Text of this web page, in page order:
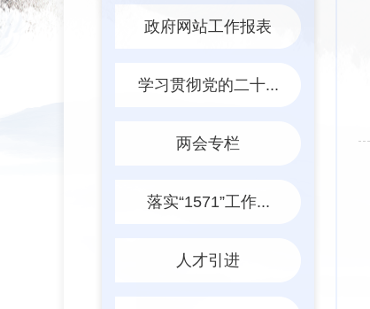
政府网站工作报表
学习贯彻党的二十...
两会专栏
落实“1571”工作...
人才引进